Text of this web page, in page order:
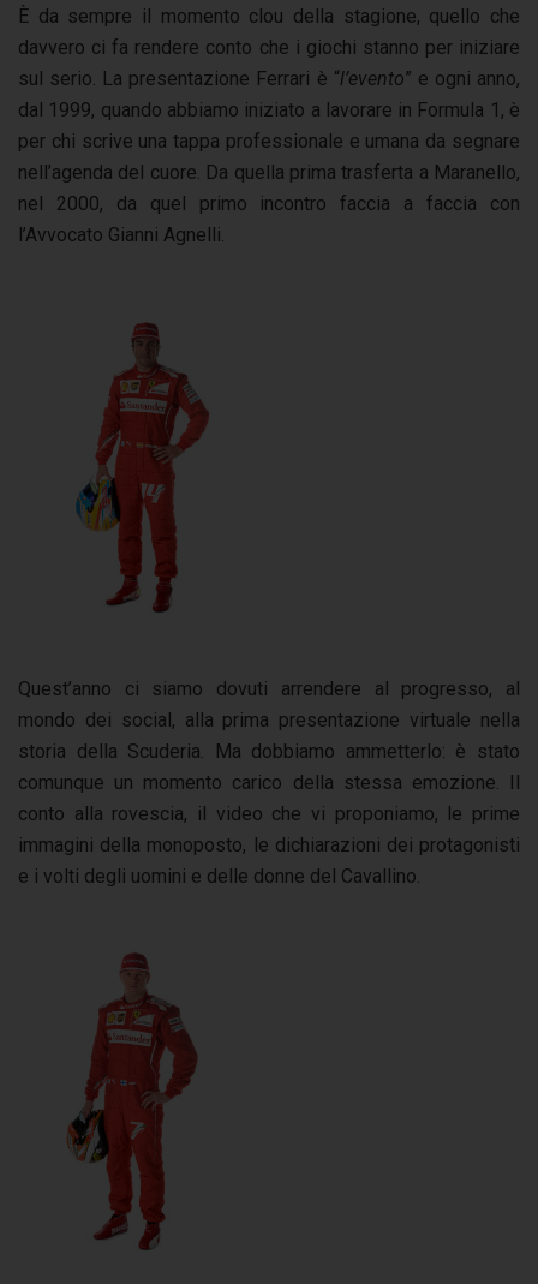
È da sempre il momento clou della stagione, quello che
davvero ci fa rendere conto che i giochi stanno per iniziare
sul serio. La presentazione Ferrari è “l’evento” e ogni anno,
dal 1999, quando abbiamo iniziato a lavorare in Formula 1, è
per chi scrive una tappa professionale e umana da segnare
nell’agenda del cuore. Da quella prima trasferta a Maranello,
nel 2000, da quel primo incontro faccia a faccia con
l’Avvocato Gianni Agnelli.
Quest’anno ci siamo dovuti arrendere al progresso, al
mondo dei social, alla prima presentazione virtuale nella
storia della Scuderia. Ma dobbiamo ammetterlo: è stato
comunque un momento carico della stessa emozione. Il
conto alla rovescia, il video che vi proponiamo, le prime
immagini della monoposto, le dichiarazioni dei protagonisti
e i volti degli uomini e delle donne del Cavallino.